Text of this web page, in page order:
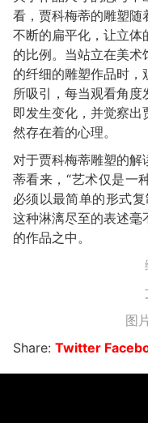
看，贾科梅蒂的雕塑随
不断的扁平化，让立体
的比例。当站立在美
的纤细的雕塑作品时
所吸引，每当观看角
即发生变化，并觉察
然存在着的心理。
对于贾科梅蒂雕塑的
蒂看来，“艺术仅是一
必须以最简单的形式
这种淋漓尽至的表述毫
的作品之中。
图
Share: Twitter